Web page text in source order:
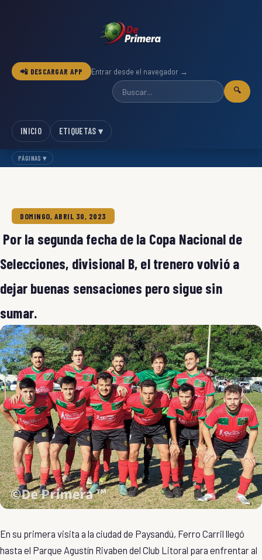
📲 DESCARGAR APP Entrar desde el navegador →
🔍
INICIO ETIQUETAS ▾
PÁGINAS ▾
DOMINGO, ABRIL 30, 2023
Por la segunda fecha de la Copa Nacional de
Selecciones, divisional B, el trenero volvió a
dejar buenas sensaciones pero sigue sin
sumar.
En su primera visita a la ciudad de Paysandú, Ferro Carril llegó
hasta el Parque Agustín Rivaben del Club Litoral para enfrentar al